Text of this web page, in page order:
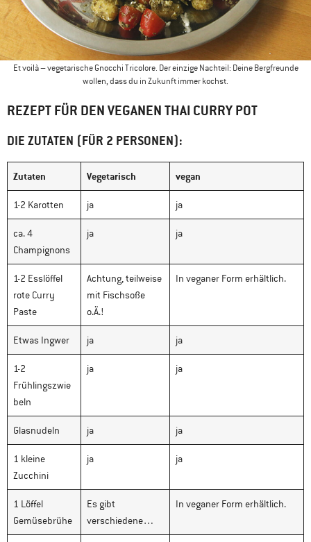
Et voilà – vegetarische Gnocchi Tricolore. Der einzige Nachteil: Deine Bergfreunde
wollen, dass du in Zukunft immer kochst.
REZEPT FÜR DEN VEGANEN THAI CURRY POT
DIE ZUTATEN (FÜR 2 PERSONEN):
Zutaten Vegetarisch vegan
1-2 Karotten ja ja
ca. 4
Champignons
ja ja
1-2 Esslöffel
rote Curry
Paste
Achtung, teilweise
mit Fischsoße
o.Ä.!
In veganer Form erhältlich.
Etwas Ingwer ja ja
1-2
Frühlingszwie
beln
ja ja
Glasnudeln ja ja
1 kleine
Zucchini
ja ja
1 Löffel
Gemüsebrühe
Es gibt
verschiedene…
In veganer Form erhältlich.